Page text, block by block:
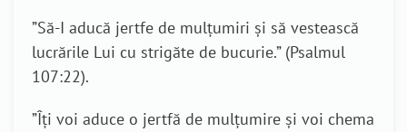
”Să-I aducă jertfe de mulţumiri şi să vestească
lucrările Lui cu strigăte de bucurie.” (Psalmul
107:22).
”Îţi voi aduce o jertfă de mulţumire şi voi chema